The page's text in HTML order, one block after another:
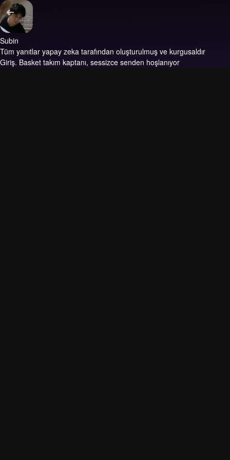
Subin
Tüm yanıtlar yapay zeka tarafından oluşturulmuş ve kurgusaldır
Giriş. Basket takım kaptanı, sessizce senden hoşlanıyor